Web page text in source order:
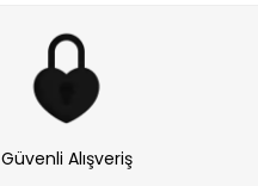
Güvenli Alışveriş